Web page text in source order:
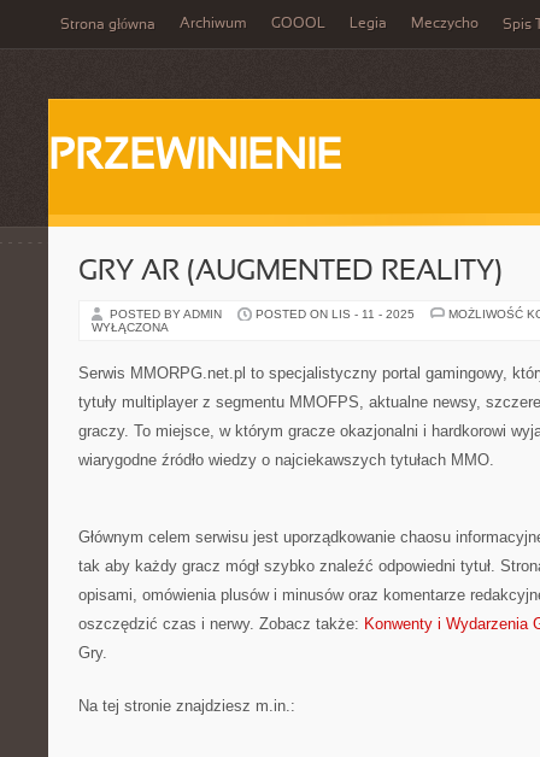
Strona główna Archiwum GOOOL Legia Meczycho Spis
PRZEWINIENIE
GRY AR (AUGMENTED REALITY)
POSTED BY ADMIN POSTED ON LIS - 11 - 2025
MOŻLIWOŚĆ
WYŁĄCZONA
Serwis MMORPG.net.pl to specjalistyczny portal gamingowy,
tytuły multiplayer z segmentu MMOFPS, aktualne newsy,
graczy. To miejsce, w którym gracze okazjonalni i hardkorowi
wiarygodne źródło wiedzy o najciekawszych tytułach MMO.
Głównym celem serwisu jest uporządkowanie chaosu
tak aby każdy gracz mógł szybko znaleźć odpowiedni tytuł.
opisami, omówienia plusów i minusów oraz komentarze
oszczędzić czas i nerwy. Zobacz także: Konwenty i Wydarzenia
Gry.
Na tej stronie znajdziesz m.in.: